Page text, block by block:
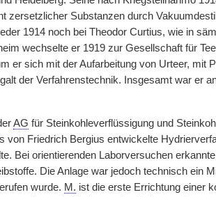
zersetzlicher Substanzen durch
1914 noch bei Theodor Curtius, wie in
wechselte er 1919 zur Gesellschaft für
er sich mit der Aufarbeitung von Urteer, mit
der Verfahrenstechnik. Insgesamt war er
AG für Steinkohleverflüssigung und
von Friedrich Bergius entwickelte
Bei orientierenden Laborversuchen
Die Anlage war jedoch technisch ein
wurde. M. ist die erste Errichtung einer